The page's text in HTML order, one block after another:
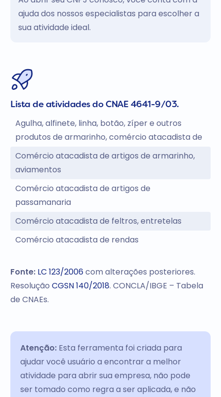
ajuda dos nossos especialistas para escolher a
sua atividade ideal.
Lista de atividades do CNAE 4641-9/03.
Agulha, alfinete, linha, botão, zíper e outros
produtos de armarinho, comércio atacadista de
Comércio atacadista de artigos de armarinho,
aviamentos
Comércio atacadista de artigos de
passamanaria
Comércio atacadista de feltros, entretelas
Comércio atacadista de rendas
Fonte: LC 123/2006com alterações posteriores.
ResoluçãoCGSN 140/2018. CONCLA/IBGE – Tabela
de CNAEs.
Atenção:Esta ferramenta foi criada para
ajudar você usuário a encontrar a melhor
atividade para abrir sua empresa, não pode
ser tomado como regra a ser aplicada, e não